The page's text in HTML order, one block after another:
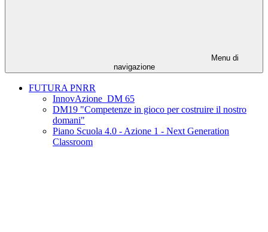
Menu di
navigazione
FUTURA PNRR
InnovAzione_DM 65
DM19 "Competenze in gioco per costruire il nostro
domani"
Piano Scuola 4.0 - Azione 1 - Next Generation
Classroom